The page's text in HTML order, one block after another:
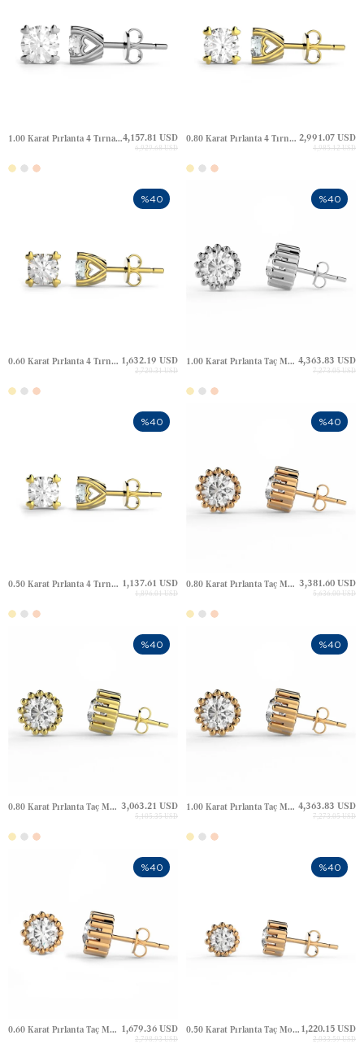
1.00 Karat Pırlanta 4 Tırnak Kalp Tektaş Altın Küpe4,157.81 USD
6,929.68 USD
0.80 Karat Pırlanta 4 Tırnak Kalp Tektaş Altın Küpe 2,991.07 USD
4,985.12 USD
0.60 Karat Pırlanta 4 Tırnak Kalp Tektaş Altın Küpe 1,632.19 USD
2,720.31 USD
%40
1.00 Karat Pırlanta Taç Model Tektaş Halo Çivili Altın Küpe 4,363.83 USD
7,273.05 USD
%40
0.50 Karat Pırlanta 4 Tırnak Kalp Tektaş Altın Küpe 1,137.61 USD
1,896.01 USD
%40
0.80 Karat Pırlanta Taç Model Tektaş Halo Çivili Altın Küpe 3,381.60 USD
5,636.00 USD
%40
0.80 Karat Pırlanta Taç Model Tektaş Altın Küpe 3,063.21 USD
5,105.35 USD
%40
1.00 Karat Pırlanta Taç Model Tektaş Halo Çivili Altın Küpe 4,363.83 USD
7,273.05 USD
%40
0.60 Karat Pırlanta Taç Model Tektaş Halo Çivili Altın Küpe 1,679.36 USD
2,798.93 USD
%40
0.50 Karat Pırlanta Taç Model Tektaş Altın Küpe 1,220.15 USD
2,033.59 USD
%40